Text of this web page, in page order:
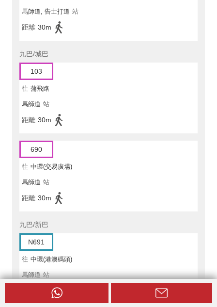
馬師道, 告士打道 站
距離 30m
九巴/城巴
103
往 蒲飛路
馬師道 站
距離 30m
690
往 中環(交易廣場)
馬師道 站
距離 30m
九巴/新巴
N691
往 中環(港澳碼頭)
馬師道 站